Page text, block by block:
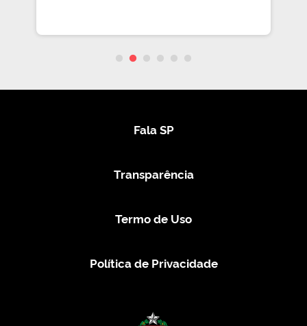
Fala SP
Transparência
Termo de Uso
Política de Privacidade